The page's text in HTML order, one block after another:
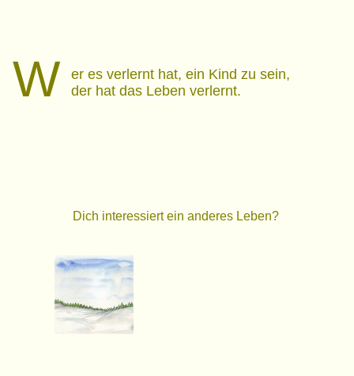
W
er es verlernt hat, ein Kind zu sein,
der hat das Leben verlernt.
Dich interessiert ein anderes Leben?